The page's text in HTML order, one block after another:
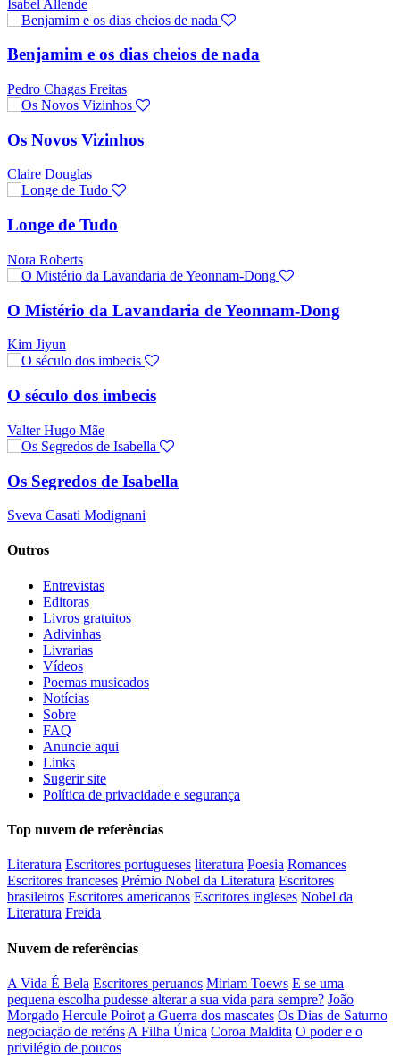
Isabel Allende
Benjamim e os dias cheios de nada
Pedro Chagas Freitas
Os Novos Vizinhos
Claire Douglas
Longe de Tudo
Nora Roberts
O Mistério da Lavandaria de Yeonnam-Dong
Kim Jiyun
O século dos imbecis
Valter Hugo Mãe
Os Segredos de Isabella
Sveva Casati Modignani
Outros
Entrevistas
Editoras
Livros gratuitos
Adivinhas
Livrarias
Vídeos
Poemas musicados
Notícias
Sobre
FAQ
Anuncie aqui
Links
Sugerir site
Política de privacidade e segurança
Top nuvem de referências
Literatura Escritores portugueses literatura Poesia Romances
Escritores franceses Prémio Nobel da Literatura Escritores
brasileiros Escritores americanos Escritores ingleses Nobel da
Literatura Freida
Nuvem de referências
A Vida É Bela Escritores peruanos Miriam Toews E se uma
pequena escolha pudesse alterar a sua vida para sempre? João
Morgado Hercule Poirot a Guerra dos mascates Os Dias de Saturno
negociação de reféns A Filha Única Coroa Maldita O poder e o
privilégio de poucos